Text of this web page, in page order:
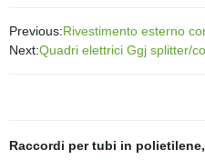
Previous:Rivestimento esterno
Next:Quadri elettrici Ggj splitter/
Raccordi per tubi in polietilene,